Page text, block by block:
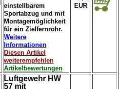
einstellbarem
Sportabzug und mit
Montagemöglichkeit
für ein Zielfernrohr.
Weitere
Informationen
Diesen Artikel
weiterempfehlen
Artikelbewertungen
EUR
Luftgewehr HW
57 mit